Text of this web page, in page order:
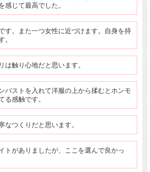
感じて最高でした。
す。また一つ女性に近づけます。自身を持
。
は触り心地だと思います。
バストを入れて洋服の上から揉むとホンモ
る感触です。
なつくりだと思います。
トがありましたが、ここを選んで良かっ